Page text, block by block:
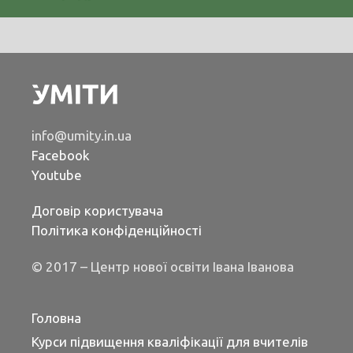
info@umity.in.ua
Facebook
Youtube
Договір користувача
Політика конфіденційності
© 2017 – Центр нової освіти Івана Іванова
Головна
Курси підвищення кваліфікації для вчителів